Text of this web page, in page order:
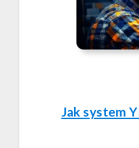
Jak system